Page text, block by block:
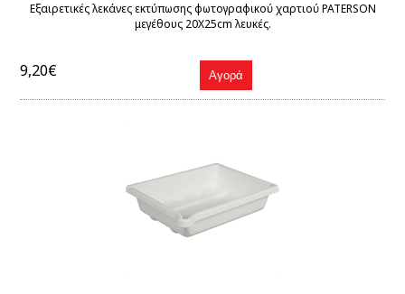
Εξαιρετικές λεκάνες εκτύπωσης φωτογραφικού χαρτιού PATERSON
μεγέθους 20X25cm λευκές.
9,20€